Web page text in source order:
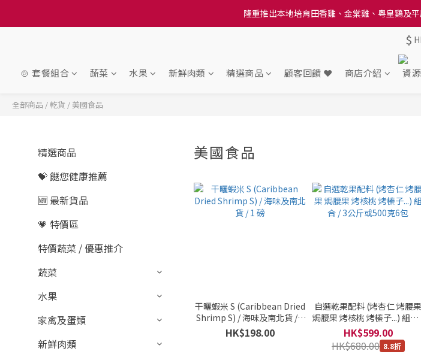
訂單結帳注意事項：送貨方法中選擇區域 - 然後當填寫地址
隆重推出本地培育田香雞、金棠雞、粵皇鷄及
訂單結帳注意事項：送貨方法中選擇區域 - 然後當填寫地址
$
🍲 套餐組合 蔬菜 水果 新鮮肉類 精選商品 顧客回饋 ❤️ 商店介紹 資
全部商品 /乾貨 / 美國食品
精選商品
💝 餸您健康推薦
🆕 最新貨品
💗 特價區
特價蔬菜 / 優惠推介
蔬菜
水果
家禽及蛋類
新鮮肉類
美國食品
干曬蝦米 S (Caribbean Dried
Shrimp S) / 海味及南北貨 / 1
磅
HK$198.00
自選乾果配料 (烤杏仁 烤腰果
焗腰果 烤核桃 烤榛子...) 組合 /
3公斤或500克6包
HK$599.00
HK$680.00 8.8折